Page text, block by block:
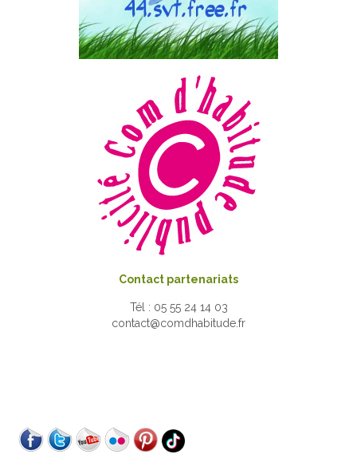
Contact partenariats
Tél : 05 55 24 14 03
contact@comdhabitude.fr